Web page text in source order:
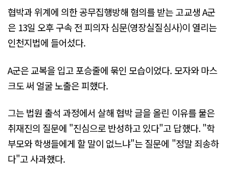
협박과 위계에 의한 공무집행방해 혐의를 받는 고교생 A군
은 13일 오후 구속 전 피의자 심문(영장실질심사)이 열리는
인천지법에 들어섰다.
A군은 교복을 입고 포승줄에 묶인 모습이었다. 모자와 마스
크도 써 얼굴 노출은 피했다.
그는 법원 출석 과정에서 살해 협박 글을 올린 이유를 물은
취재진의 질문에 "진심으로 반성하고 있다"고 답했다. "학
부모와 학생들에게 할 말이 없느냐"는 질문에 "정말 죄송하
다"고 사과했다.